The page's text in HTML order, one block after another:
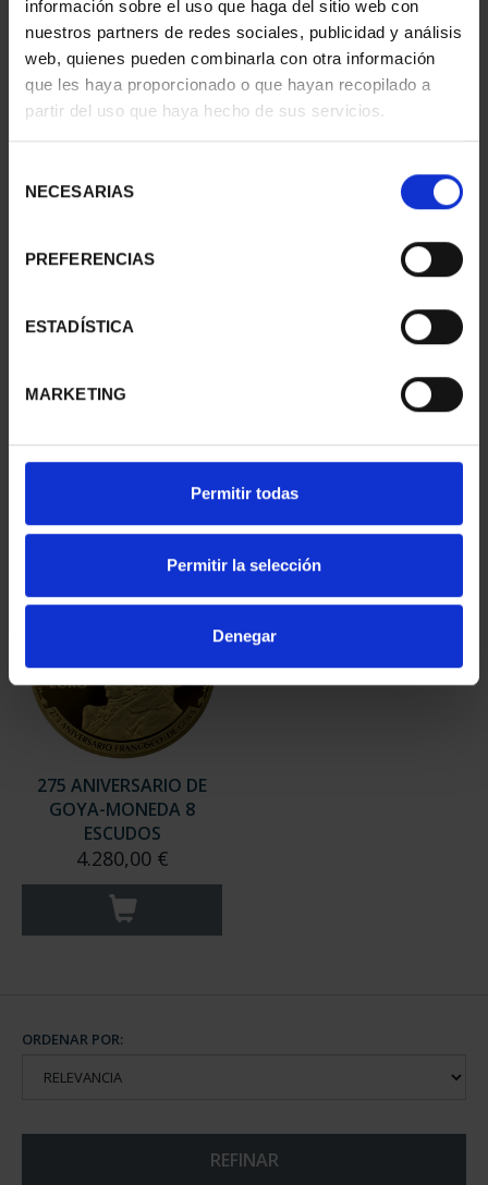
información sobre el uso que haga del sitio web con
nuestros partners de redes sociales, publicidad y análisis
web, quienes pueden combinarla con otra información
que les haya proporcionado o que hayan recopilado a
partir del uso que haya hecho de sus servicios.
NECESARIAS
PREFERENCIAS
ESTADÍSTICA
MARKETING
Permitir todas
Permitir la selección
Denegar
1.069,00 € 610,00 €
GOYA (2021)
5.349,00 €
GOYA (2021) LA
153,00 €
275 ANIVERSARIO DE
GOYA-MONEDA 8
ESCUDOS
4.280,00 €
ORDENAR POR:
REFINAR